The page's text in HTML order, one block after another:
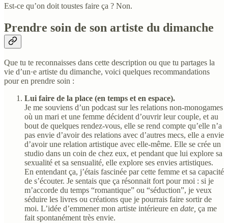
Est-ce qu’on doit toustes faire ça ? Non.
Prendre soin de son artiste du dimanche
Que tu te reconnaisses dans cette description ou que tu partages la
vie d’un·e artiste du dimanche, voici quelques recommandations
pour en prendre soin :
Lui faire de la place (en temps et en espace).
Je me souviens d’un podcast sur les relations non-monogames
où un mari et une femme décident d’ouvrir leur couple, et au
bout de quelques rendez-vous, elle se rend compte qu’elle n’a
pas envie d’avoir des relations avec d’autres mecs, elle a envie
d’avoir une relation artistique avec elle-même. Elle se crée un
studio dans un coin de chez eux, et pendant que lui explore sa
sexualité et sa sensualité, elle explore ses envies artistiques.
En entendant ça, j’étais fascinée par cette femme et sa capacité
de s’écouter. Je sentais que ça résonnait fort pour moi : si je
m’accorde du temps “romantique” ou “séduction”, je veux
séduire les livres ou créations que je pourrais faire sortir de
moi. L’idée d’emmener mon artiste intérieure en date, ça me
fait spontanément très envie.